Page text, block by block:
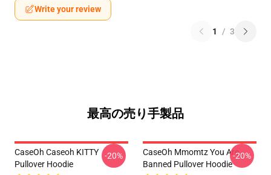
Write your review
1 / 3
最高の売り手製品
CaseOh Caseoh KITTY
Pullover Hoodie
-20%
CaseOh Mmomtz You Are
Banned Pullover Hoodie
-20%